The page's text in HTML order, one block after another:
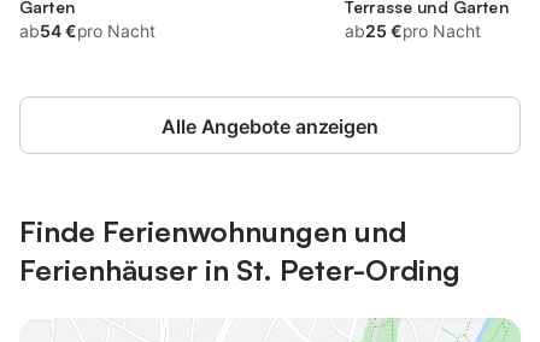
Garten
ab54 €pro Nacht
Terrasse und Garten
ab25 €pro Nacht
Alle Angebote anzeigen
Finde Ferienwohnungen und
Ferienhäuser in St. Peter-Ording